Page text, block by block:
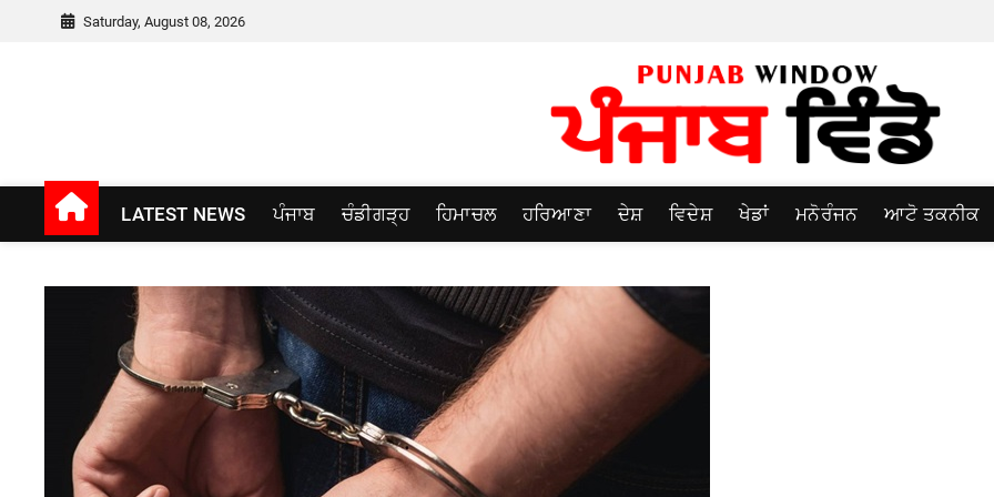
Saturday, August 08, 2026
Punjab window
LATEST NEWS ਪੰਜਾਬ ਚੰਡੀਗੜ੍ਹ ਹਿਮਾਚਲ ਹਰਿਆਣਾ ਦੇਸ਼ ਵਿਦੇਸ਼ ਖੇਡਾਂ ਮਨੋਰੰਜਨ ਆਟੋ ਤਕਨੀਕ